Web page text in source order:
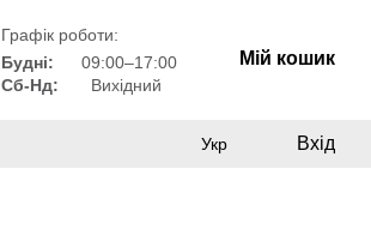
Графік роботи:
Будні:
09:00–17:00
Сб-Нд:
Вихідний
Мій кошик
Укр Вхід